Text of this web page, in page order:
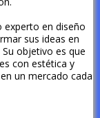
experto en diseño
sus ideas en
objetivo es que
con estética y
un mercado cada